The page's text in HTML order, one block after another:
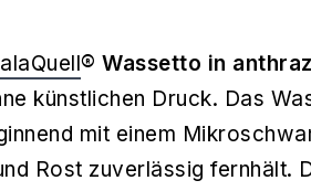
® Wassetto in
künstlichen Druck. Das
mit einem
Rost zuverlässig fernhält.